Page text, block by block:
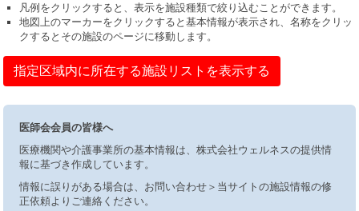
凡例をクリックすると、表示を施設種類で絞り込むことができます。
地図上のマーカーをクリックすると基本情報が表示され、名称をクリッ
クするとその施設のページに移動します。
指定区域内に所在する施設リストを表示する
医師会会員の皆様へ
医療機関や介護事業所の基本情報は、株式会社ウェルネスの提供情
報に基づき作成しています。
情報に誤りがある場合は、お問い合わせ＞当サイトの施設情報の修
正依頼よりご連絡ください。